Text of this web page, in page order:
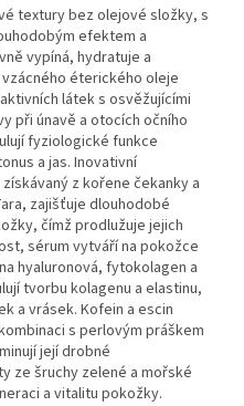
textury bez olejové složky, s
efektem a
vypíná, hydratuje a
éterického oleje
látek s osvěžujícími
při únavě a otocích očního
fyziologické funkce
a jas. Inovativní
z kořene čekanky a
zajišťuje dlouhodobé
čímž prodlužuje jejich
sérum vytváří na pokožce
hyaluronová, fytokolagen a
tvorbu kolagenu a elastinu,
a vrásek. Kofein a escin
s perlovým práškem
její drobné
ze šruchy zelené a mořské
a vitalitu pokožky.